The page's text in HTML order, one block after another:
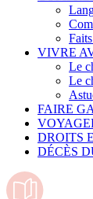
VIVRE
Le
Le
FAIRE
DROITS
DÉCÈS